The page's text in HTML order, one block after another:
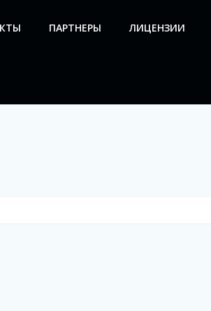
ПАРТНЕРЫ ЛИЦЕНЗИИ